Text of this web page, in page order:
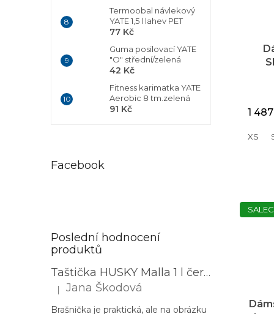
Termoobal návlekový
YATE 1,5 l lahev PET
77 Kč
Guma posilovací YATE
"O" střední/zelená
42 Kč
Fitness karimatka YATE
Aerobic 8 tm.zelená
91 Kč
Facebook
Poslední hodnocení
produktů
Taštička HUSKY Malla 1 l černá
Hodnocení produktu je 3 z 5 hvězdiček.
| Jana Škodová
Brašnička je praktická, ale na obrázku
1
XS